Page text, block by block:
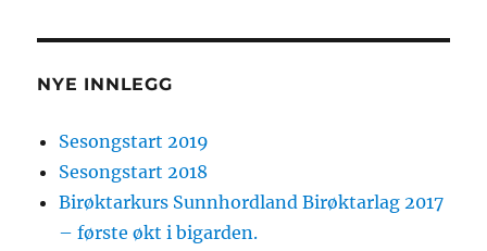
NYE INNLEGG
Sesongstart 2019
Sesongstart 2018
Birøktarkurs Sunnhordland Birøktarlag 2017
– første økt i bigarden.